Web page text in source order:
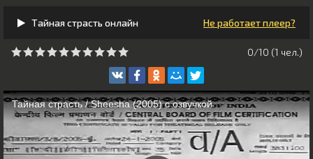
Тайная страсть онлайн Не работает плеер?
0/10 (1 чeл.)